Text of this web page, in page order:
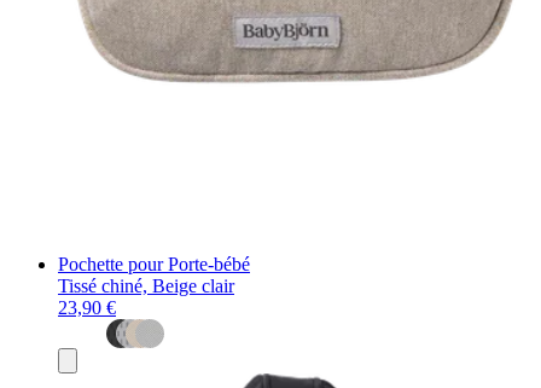
Pochette pour Porte-bébé
Tissé chiné, Beige clair
23,90 €
au